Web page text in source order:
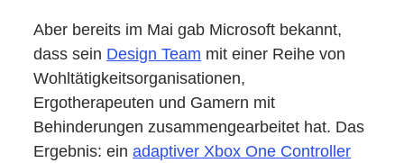
Aber bereits im Mai gab Microsoft bekannt,
dass sein Design Team mit einer Reihe von
Wohltätigkeitsorganisationen,
Ergotherapeuten und Gamern mit
Behinderungen zusammengearbeitet hat. Das
Ergebnis: einadaptiver Xbox One Controller